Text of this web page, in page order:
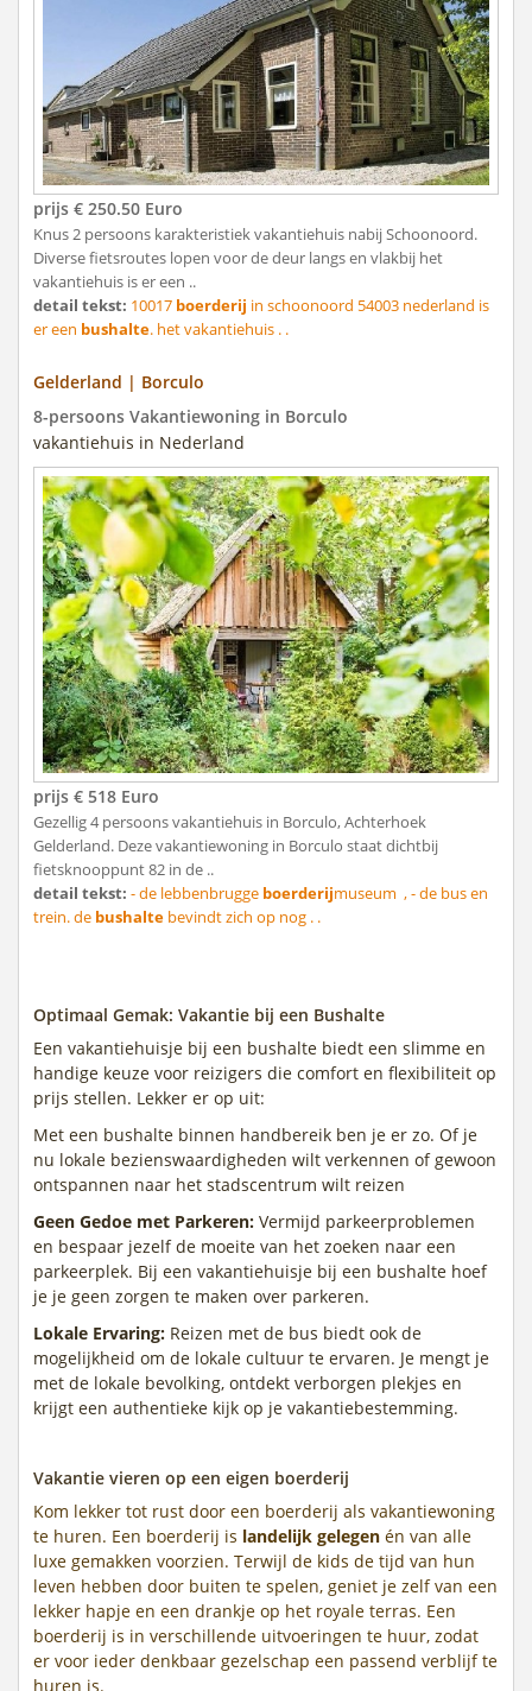
prijs € 250.50 Euro
Knus 2 persoons karakteristiek vakantiehuis nabij Schoonoord.
Diverse fietsroutes lopen voor de deur langs en vlakbij het
vakantiehuis is er een ..
detail tekst: 10017 boerderij in schoonoord 54003 nederland is
er een bushalte. het vakantiehuis . .
Gelderland | Borculo
8-persoons Vakantiewoning in Borculo
vakantiehuis in Nederland
prijs € 518 Euro
Gezellig 4 persoons vakantiehuis in Borculo, Achterhoek
Gelderland. Deze vakantiewoning in Borculo staat dichtbij
fietsknooppunt 82 in de ..
detail tekst: - de lebbenbrugge boerderijmuseum , - de bus en
trein. de bushalte bevindt zich op nog . .
Optimaal Gemak: Vakantie bij een Bushalte
Een vakantiehuisje bij een bushalte biedt een slimme en
handige keuze voor reizigers die comfort en flexibiliteit op
prijs stellen. Lekker er op uit:
Met een bushalte binnen handbereik ben je er zo. Of je
nu lokale bezienswaardigheden wilt verkennen of gewoon
ontspannen naar het stadscentrum wilt reizen
Geen Gedoe met Parkeren: Vermijd parkeerproblemen
en bespaar jezelf de moeite van het zoeken naar een
parkeerplek. Bij een vakantiehuisje bij een bushalte hoef
je je geen zorgen te maken over parkeren.
Lokale Ervaring: Reizen met de bus biedt ook de
mogelijkheid om de lokale cultuur te ervaren. Je mengt je
met de lokale bevolking, ontdekt verborgen plekjes en
krijgt een authentieke kijk op je vakantiebestemming.
Vakantie vieren op een eigen boerderij
Kom lekker tot rust door een boerderij als vakantiewoning
te huren. Een boerderij is landelijk gelegen én van alle
luxe gemakken voorzien. Terwijl de kids de tijd van hun
leven hebben door buiten te spelen, geniet je zelf van een
lekker hapje en een drankje op het royale terras. Een
boerderij is in verschillende uitvoeringen te huur, zodat
er voor ieder denkbaar gezelschap een passend verblijf te
huren is.